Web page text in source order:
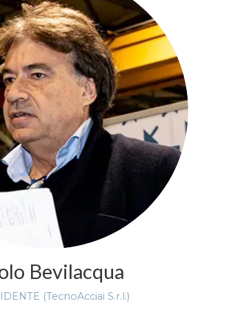
Bevilacqua
(TecnoAcciai S.r.l.)